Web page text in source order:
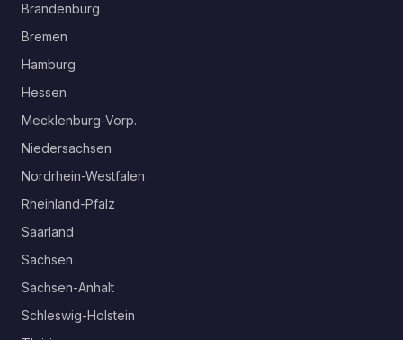
Brandenburg
Bremen
Hamburg
Hessen
Mecklenburg-Vorp.
Niedersachsen
Nordrhein-Westfalen
Rheinland-Pfalz
Saarland
Sachsen
Sachsen-Anhalt
Schleswig-Holstein